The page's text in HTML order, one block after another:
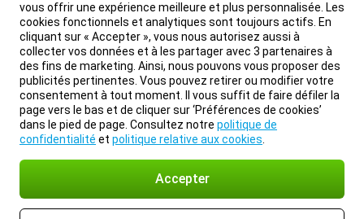
vous offrir une expérience meilleure et plus personnalisée. Les
cookies fonctionnels et analytiques sont toujours actifs. En
cliquant sur « Accepter », vous nous autorisez aussi à
collecter vos données et à les partager avec 3 partenaires à
des fins de marketing. Ainsi, nous pouvons vous proposer des
publicités pertinentes. Vous pouvez retirer ou modifier votre
consentement à tout moment. Il vous suffit de faire défiler la
page vers le bas et de cliquer sur ‘Préférences de cookies’
dans le pied de page. Consultez notre politique de
confidentialité et politique relative aux cookies
Accepter